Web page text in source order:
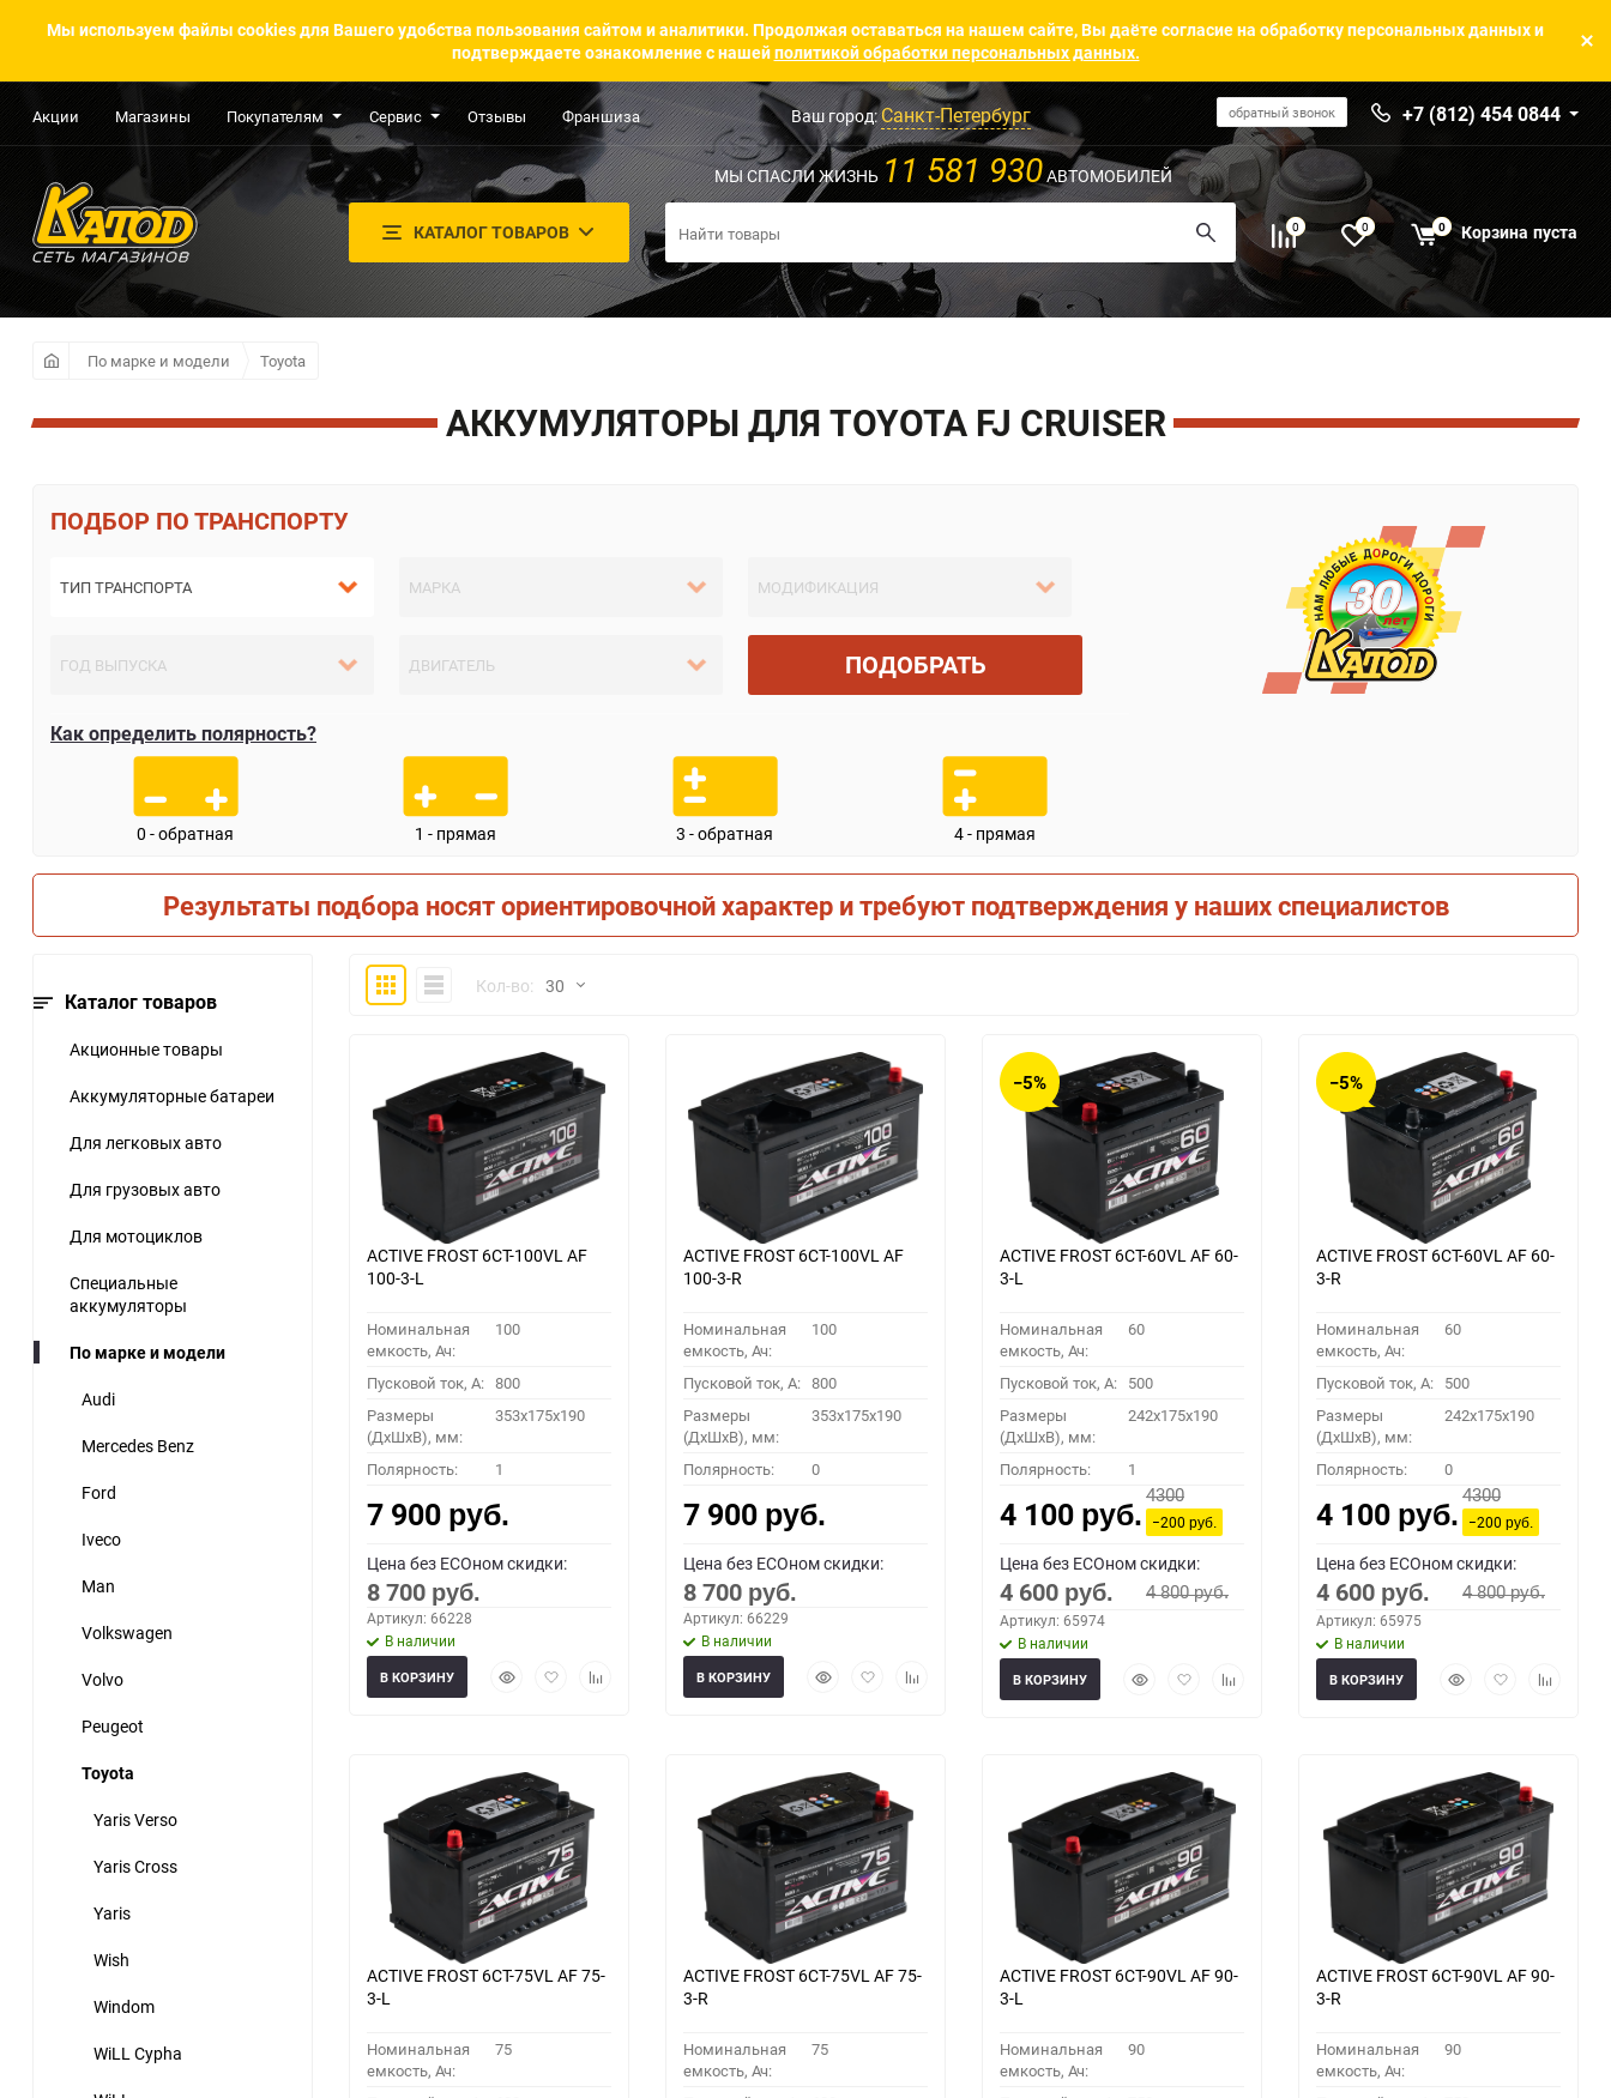
Мы используем файлы cookies для Вашего удобства пользования сайтом и аналитики. Продолжая оставаться на нашем сайте, Вы даёте согласие на обработку персональных данных и
подтверждаете ознакомление с нашейполитикой обработки персональных данных.
Акции Магазины Покупателям Сервис Отзывы Франшиза Ваш город:Санкт-Петербург обратный звонок +7 (812) 454 0844
КАТАЛОГ ТОВАРОВ
МЫ СПАСЛИ ЖИЗНЬ 11 581 930АВТОМОБИЛЕЙ
0 0 0 Корзина пуста
По марке и модели Toyota
АККУМУЛЯТОРЫ ДЛЯ TOYOTA FJ CRUISER
ПО ТРАНСПОРТУ
ПОДОБРАТЬ
Как определить полярность?
0 - обратная 1 - прямая 3 - обратная 4 - прямая
Результаты подбора носят ориентировочной характер и требуют подтверждения у наших специалистов
Каталог товаров
Акционные товары
Аккумуляторные батареи
Для легковых авто
Для грузовых авто
Для мотоциклов
Специальные
аккумуляторы
По марке и модели
Audi
Mercedes Benz
Ford
Iveco
Man
Volkswagen
Volvo
Peugeot
Toyota
Yaris Verso
Yaris Cross
Yaris
Wish
Windom
WiLL Cypha
ПлиткаКомпактноКол-во: 30
30
60
90
150
ACTIVE FROST 6СТ-100VL АF
100-3-L
Номинальная
емкость, Ач:
100
Пусковой ток, A: 800
Размеры
(ДхШхВ), мм:
353x175x190
Полярность: 1
7 900 руб.
Цена без ECOном скидки:
8 700 руб.
Артикул: 66228
В наличии
БыстрыйДобавитьДобавить
В КОРЗИНУ
ACTIVE FROST 6СТ-100VL АF
100-3-R
Номинальная
емкость, Ач:
100
Пусковой ток, A: 800
Размеры
(ДхШхВ), мм:
353x175x190
Полярность: 0
7 900 руб.
Цена без ECOном скидки:
8 700 руб.
Артикул: 66229
В наличии
БыстрыйДобавитьДобавить
В КОРЗИНУ
−5%
ACTIVE FROST 6СТ-60VL АF 60-
3-L
Номинальная
емкость, Ач:
60
Пусковой ток, A: 500
Размеры
(ДхШхВ), мм:
242x175x190
Полярность: 1
4 100 руб.
4300
−200руб.
Цена без ECOном скидки:
4 600 руб. 4 800руб.
Артикул: 65974
В наличии
БыстрыйДобавитьДобавить
В КОРЗИНУ
−5%
ACTIVE FROST 6СТ-60VL АF 60-
3-R
Номинальная
емкость, Ач:
60
Пусковой ток, A: 500
Размеры
(ДхШхВ), мм:
242x175x190
Полярность: 0
4 100 руб.
4300
−200руб.
Цена без ECOном скидки:
4 600 руб. 4 800руб.
Артикул: 65975
В наличии
БыстрыйДобавитьДобавить
В КОРЗИНУ
ACTIVE FROST 6СТ-75VL АF 75-
3-L
Номинальная
емкость, Ач:
75
ACTIVE FROST 6СТ-75VL АF 75-
3-R
Номинальная
емкость, Ач:
75
ACTIVE FROST 6СТ-90VL АF 90-
3-L
Номинальная
емкость, Ач:
90
ACTIVE FROST 6СТ-90VL АF 90-
3-R
Номинальная
емкость, Ач:
90